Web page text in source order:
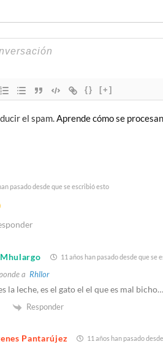
{} [+]
el spam.Aprende cómo se
pasado desde que se escribió esto
11 años han pasado desde que se
a Rhllor
la leche, es el gato el el que es mal bicho…
Responder
Pantarújez 11 años han pasado